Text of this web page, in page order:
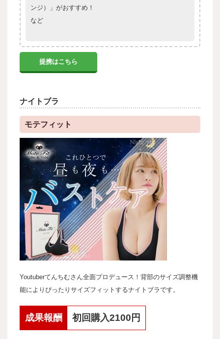
ンジ）」がおすすめ！
など
提携はこちら
ナイトブラ
モテフィット
Youtuberてんちむさん全面プロデュース！背部のサイズ調整機
能によりぴったりサイズフィットするナイトブラです。
成果報酬 初回購入2100円